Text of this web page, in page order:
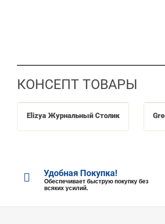
КОНСЕПТ ТОВАРЫ
Elizya Журнальный Cтолик
Удобная Покупка!
Обеспечивает быструю покупку без
всяких усилий.